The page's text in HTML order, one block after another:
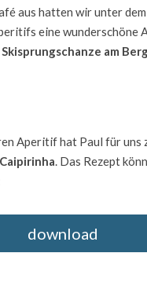
aus hatten wir unter dem
eine wunderschöne
Skisprungschanze am
Aperitif hat Paul für uns
Caipirinha. Das Rezept
download